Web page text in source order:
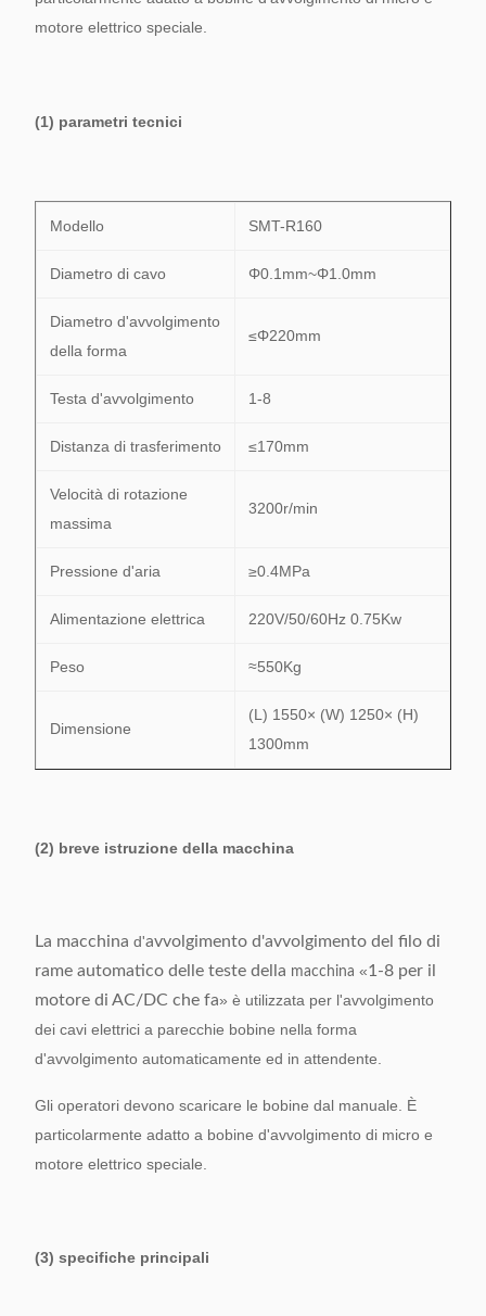
motore elettrico speciale.
(1) parametri tecnici
Modello SMT-R160
Diametro di cavo Φ0.1mm~Φ1.0mm
Diametro d'avvolgimento
della forma
≤Φ220mm
Testa d'avvolgimento 1-8
Distanza di trasferimento ≤170mm
Velocità di rotazione
massima
3200r/min
Pressione d'aria ≥0.4MPa
Alimentazione elettrica 220V/50/60Hz 0.75Kw
Peso ≈550Kg
Dimensione
(L) 1550× (W) 1250× (H)
1300mm
(2) breve istruzione della macchina
La macchina d'avvolgimento d'avvolgimento del filo di
rame automatico delle teste della macchina «1-8 per il
motore di AC/DC che fa» è utilizzata per l'avvolgimento
dei cavi elettrici a parecchie bobine nella forma
d'avvolgimento automaticamente ed in attendente.
Gli operatori devono scaricare le bobine dal manuale. È
particolarmente adatto a bobine d'avvolgimento di micro e
motore elettrico speciale.
(3) specifiche principali